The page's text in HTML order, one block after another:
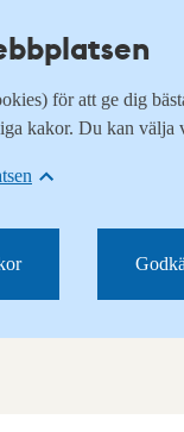
för att ge dig
kakor. Du kan